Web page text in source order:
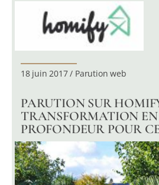
18 juin 2017 / Parution web
PARUTION SUR
TRANSFORMATION EN
PROFONDEUR POUR